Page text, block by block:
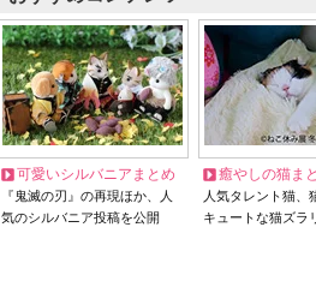
可愛いシルバニアまとめ
『鬼滅の刃』の再現ほか、人
気のシルバニア投稿を公開
癒やしの猫ま
人気タレント猫
キュートな猫ズラ